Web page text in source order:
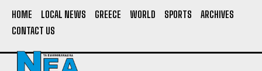
HOME LOCAL NEWS GREECE WORLD SPORTS
ARCHIVES
CONTACT US